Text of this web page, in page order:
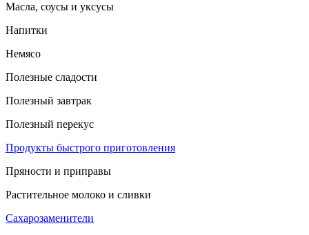
Масла, соусы и уксусы
Напитки
Немясо
Полезные сладости
Полезный завтрак
Полезный перекус
Продукты быстрого приготовления
Пряности и приправы
Растительное молоко и сливки
Сахарозаменители